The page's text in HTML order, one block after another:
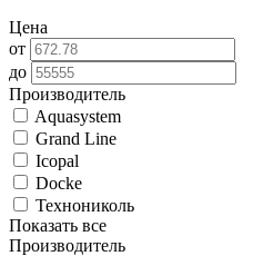
Цена
от
до
Производитель
Aquasystem
Grand Line
Icopal
Docke
Технониколь
Показать все
Производитель